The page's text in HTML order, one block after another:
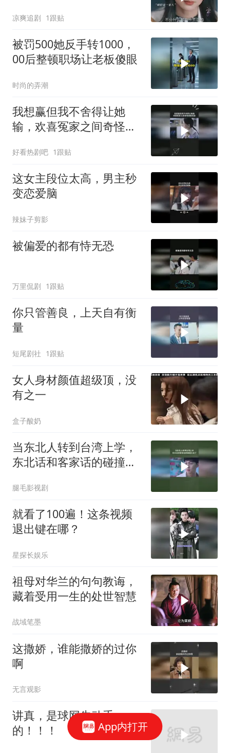
凉爽追剧 1跟贴
被罚500她反手转1000，
00后整顿职场让老板傻眼
时尚的弄潮
我想赢但我不舍得让她
输，欢喜冤家之间奇怪的
好看热剧吧 1跟贴
这女主段位太高，男主秒
变恋爱脑
辣妹子剪影
被偏爱的都有恃无恐
万里侃剧 1跟贴
你只管善良，上天自有衡
量
短尾剧社 1跟贴
女人身材颜值超级顶，没
有之一
盒子酸奶
当东北人转到台湾上学，
东北话和客家话的碰撞太
腿毛影视剧
就看了100遍！这条视频
退出键在哪？
星探长娱乐
祖母对华兰的句句教诲，
藏着受用一生的处世智慧
战域笔墨
这撒娇，谁能撒娇的过你
啊
无言观影
讲真，是球网先动手
的！！！
App内打开